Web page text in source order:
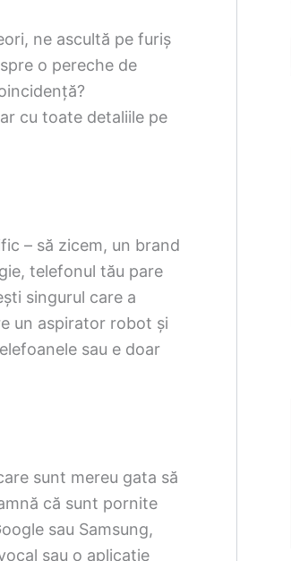
ne ascultă pe furiș
o pereche de
cu toate detaliile pe
– să zicem, un brand
telefonul tău pare
singurul care a
un aspirator robot și
sau e doar
sunt mereu gata să
că sunt pornite
sau Samsung,
sau o aplicație